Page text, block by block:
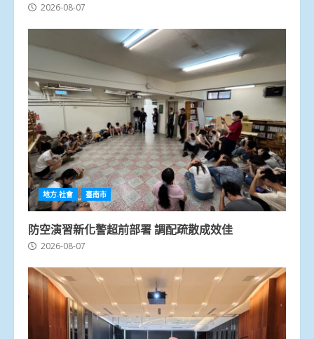
2026-08-07
地方.社會 臺南市
防空演習新化警超前部署 調配疏散成效佳
2026-08-07